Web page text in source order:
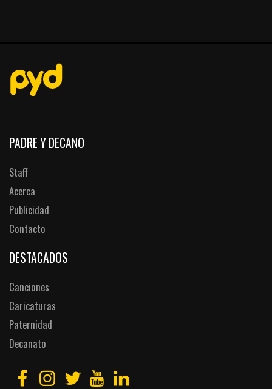
PADRE Y DECANO
Staff
Acerca
Publicidad
Contacto
DESTACADOS
Canciones
Caricaturas
Paternidad
Decanato